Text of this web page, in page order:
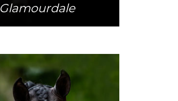
Glamourdale